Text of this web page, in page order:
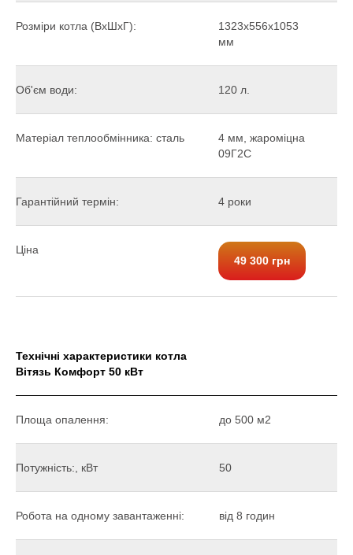
Розміри котла (ВхШхГ):
1323х556х1053
мм
Об'єм води: 120 л.
Матеріал теплообмінника: сталь
4 мм, жароміцна
09Г2С
Гарантійний термін: 4 роки
Ціна
49 300 грн
Технічні характеристики котла
Вітязь Комфорт 50 кВт
Площа опалення: до 500 м2
Потужність:, кВт 50
Робота на одному завантаженні: від 8 годин